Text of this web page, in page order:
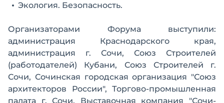
Экология. Безопасность.
Организаторами Форума выступили:
администрация Краснодарского края,
администрация г. Сочи, Союз Строителей
(работодателей) Кубани, Союз Строителей г.
Сочи, Сочинская городская организация "Союз
архитекторов России", Торгово-промышленная
палата г. Сочи, Выставочная компания "Сочи-